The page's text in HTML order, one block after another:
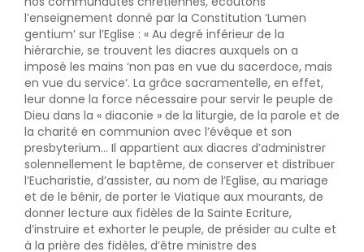
l’enseignement donné par la Constitution ‘Lumen
gentium’ sur l’Eglise : « Au degré inférieur de la
hiérarchie, se trouvent les diacres auxquels on a
imposé les mains ‘non pas en vue du sacerdoce, mais
en vue du service’. La grâce sacramentelle, en effet,
leur donne la force nécessaire pour servir le peuple de
Dieu dans la « diaconie » de la liturgie, de la parole et de
la charité en communion avec l’évêque et son
presbyterium… Il appartient aux diacres d’administrer
solennellement le baptême, de conserver et distribuer
l’Eucharistie, d’assister, au nom de l’Eglise, au mariage
et de le bénir, de porter le Viatique aux mourants, de
donner lecture aux fidèles de la Sainte Ecriture,
d’instruire et exhorter le peuple, de présider au culte et
à la prière des fidèles, d’être ministre des